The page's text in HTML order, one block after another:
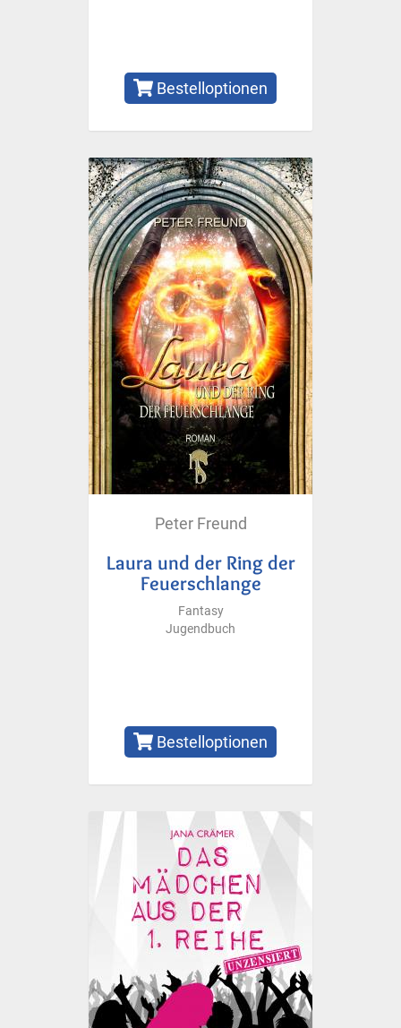
Bestelloptionen
Peter Freund
Laura und der Ring der
Feuerschlange
Fantasy
Jugendbuch
Bestelloptionen